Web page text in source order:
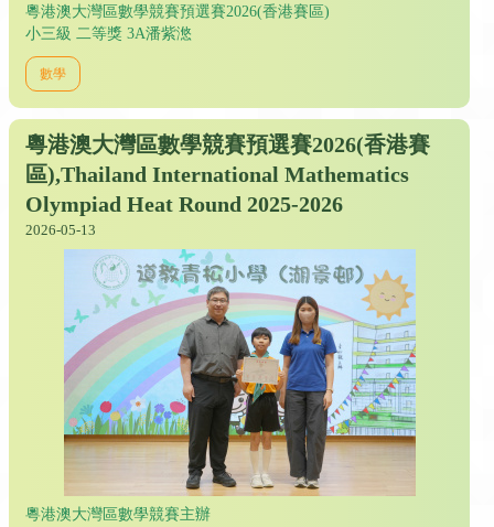
粵港澳大灣區數學競賽預選賽2026(香港賽區)
小三級 二等獎 3A潘紫滺
數學
粵港澳大灣區數學競賽預選賽2026(香港賽
區),Thailand International Mathematics
Olympiad Heat Round 2025-2026
2026-05-13
粵港澳大灣區數學競賽主辦